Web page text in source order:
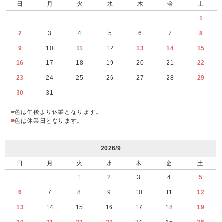
日 月 火 水 木 金 土
1
2 3 4 5 6 7 8
9 10 11 12 13 14 15
16 17 18 19 20 21 22
23 24 25 26 27 28 29
30 31
■色は午後より休業となります。
■色は休業日となります。
2026/9
日 月 火 水 木 金 土
1 2 3 4 5
6 7 8 9 10 11 12
13 14 15 16 17 18 19